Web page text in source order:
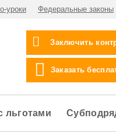
уроки Федеральные законы
Заключить
Заказать
льготами